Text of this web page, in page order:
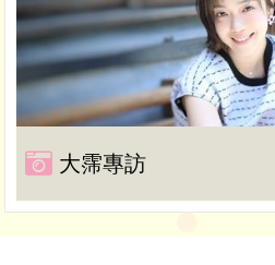
大霈專訪